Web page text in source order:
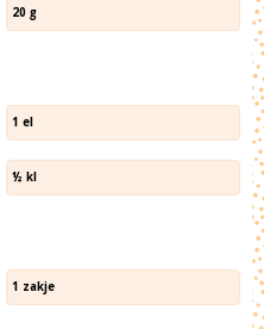
20 g
1 el
½ kl
1 zakje